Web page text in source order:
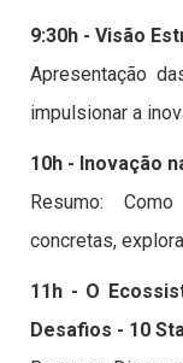
9:30h - Visão
Apresentação
impulsionar a
10h - Inovação
Resumo:
concretas,
11h - O
Desafios - 10